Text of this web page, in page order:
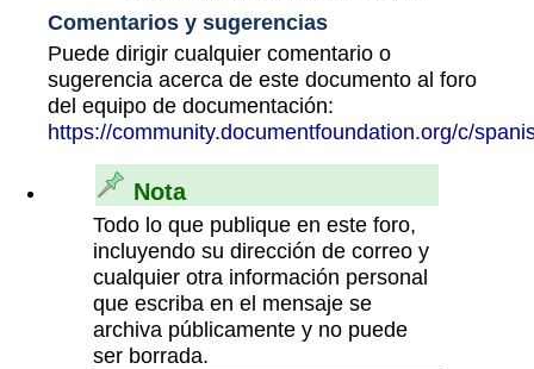
Comentarios y sugerencias
Puede dirigir cualquier comentario o
sugerencia acerca de este documento al foro
del equipo de documentación:
https://community.documentfoundation.org/c/
Nota
Todo lo que publique en este foro,
incluyendo su dirección de correo y
cualquier otra información personal
que escriba en el mensaje se
archiva públicamente y no puede
ser borrada.